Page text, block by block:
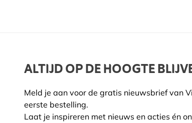
ALTIJD OP DE HOOGTE
Meld je aan voor de gratis nieuwsbrief van
eerste bestelling.
Laat je inspireren met nieuws en acties én